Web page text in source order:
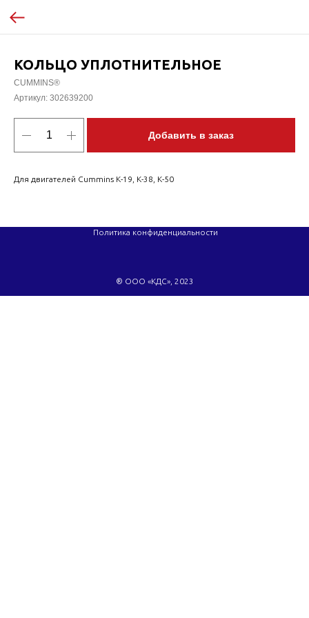
КОЛЬЦО УПЛОТНИТЕЛЬНОЕ
CUMMINS®
Артикул: 302639200
Добавить в заказ
Для двигателей Cummins K-19, K-38, K-50
® ООО «КДС», 2023
Политика конфиденциальности